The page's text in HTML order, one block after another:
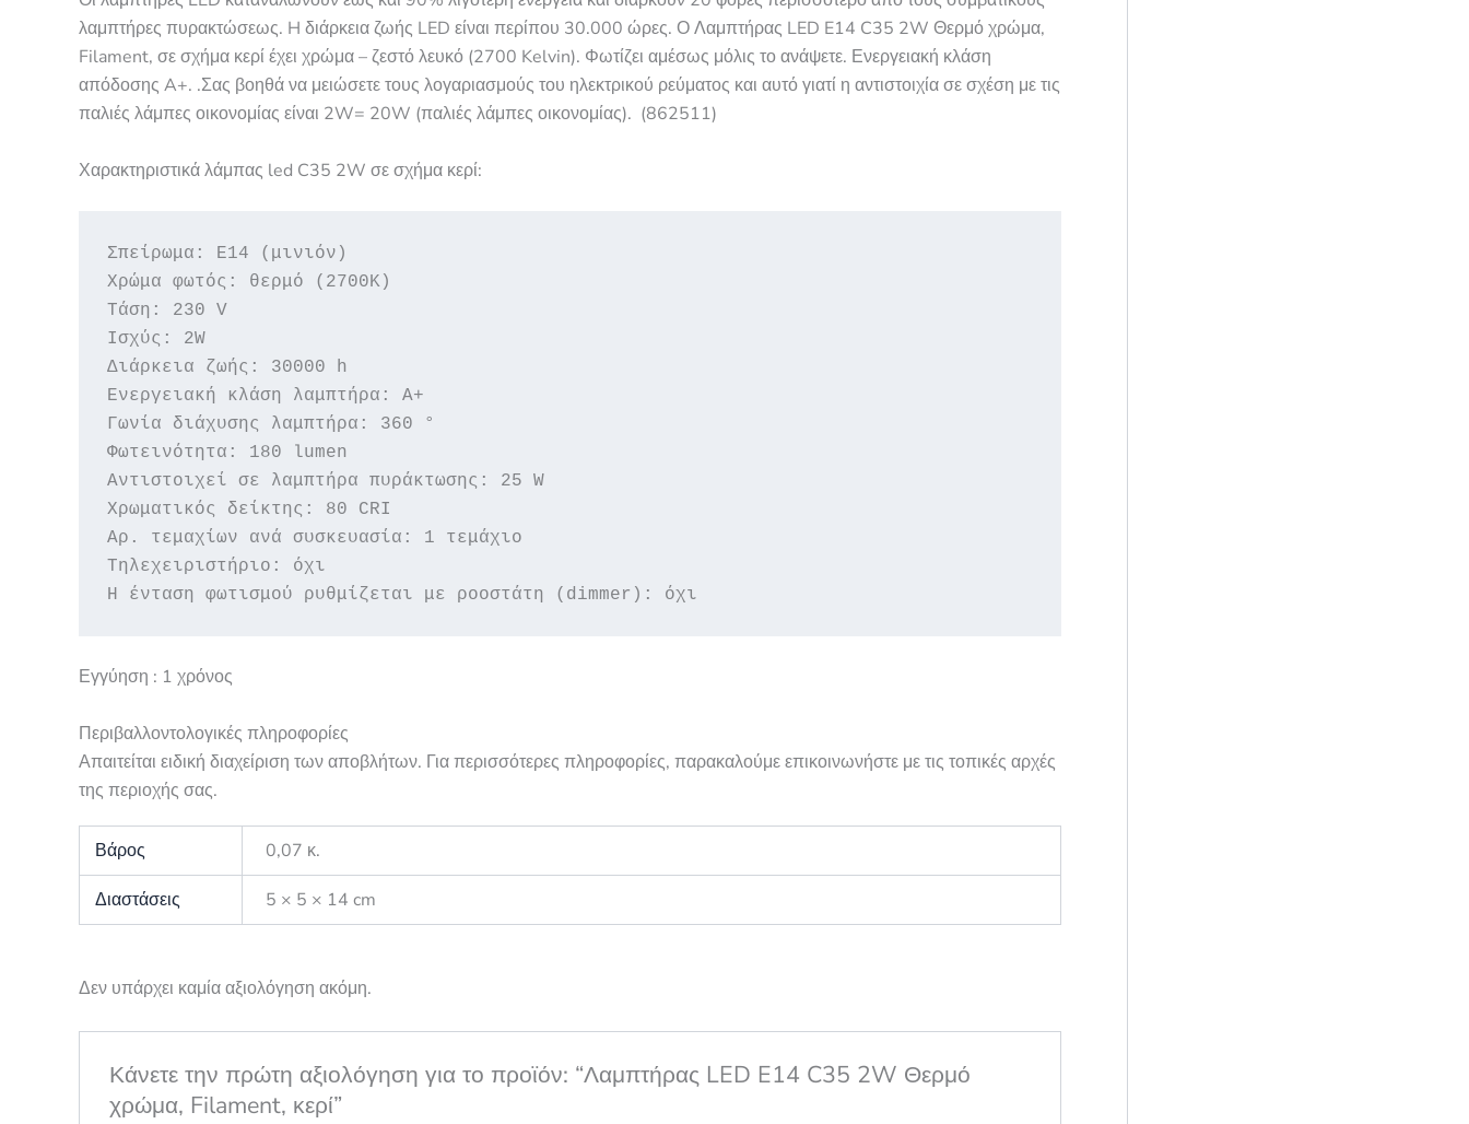
λαμπτήρες πυρακτώσεως. H διάρκεια ζωής LED είναι περίπου 30.000 ώρες. Ο Λαμπτήρας LED E14 C35 2W Θερμό χρώμα,
Filament, σε σχήμα κερί έχει χρώμα – ζεστό λευκό (2700 Kelvin). Φωτίζει αμέσως μόλις το ανάψετε. Ενεργειακή κλάση
απόδοσης A+. .Σας βοηθά να μειώσετε τους λογαριασμούς του ηλεκτρικού ρεύματος και αυτό γιατί η αντιστοιχία σε σχέση με τις
παλιές λάμπες οικονομίας είναι 2W= 20W (παλιές λάμπες οικονομίας). (862511)
Χαρακτηριστικά λάμπας led C35 2W σε σχήμα κερί:
Σπείρωμα: Ε14 (μινιόν)
Χρώμα φωτός: θερμό (2700Κ)
Τάση: 230 V
Ισχύς: 2W
Διάρκεια ζωής: 30000 h
Ενεργειακή κλάση λαμπτήρα: A+
Γωνία διάχυσης λαμπτήρα: 360 °
Φωτεινότητα: 180 lumen
Αντιστοιχεί σε λαμπτήρα πυράκτωσης: 25 W
Χρωματικός δείκτης: 80 CRI
Αρ. τεμαχίων ανά συσκευασία: 1 τεμάχιο
Τηλεχειριστήριο: όχι
Η ένταση φωτισμού ρυθμίζεται με ροοστάτη (dimmer): όχι
Εγγύηση : 1 χρόνος
Περιβαλλοντολογικές πληροφορίες
Απαιτείται ειδική διαχείριση των αποβλήτων. Για περισσότερες πληροφορίες, παρακαλούμε επικοινωνήστε με τις τοπικές αρχές
της περιοχής σας.
Βάρος 0,07 κ.
Διαστάσεις 5 × 5 × 14 cm
Δεν υπάρχει καμία αξιολόγηση ακόμη.
Κάνετε την πρώτη αξιολόγηση για το προϊόν: “Λαμπτήρας LED E14 C35 2W Θερμό
χρώμα, Filament, κερί”